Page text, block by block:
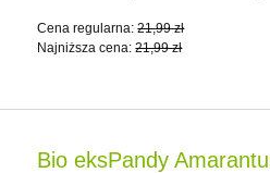
Cena regularna:21,99 zł
Najniższa cena:21,99 zł
Bio eksPandy